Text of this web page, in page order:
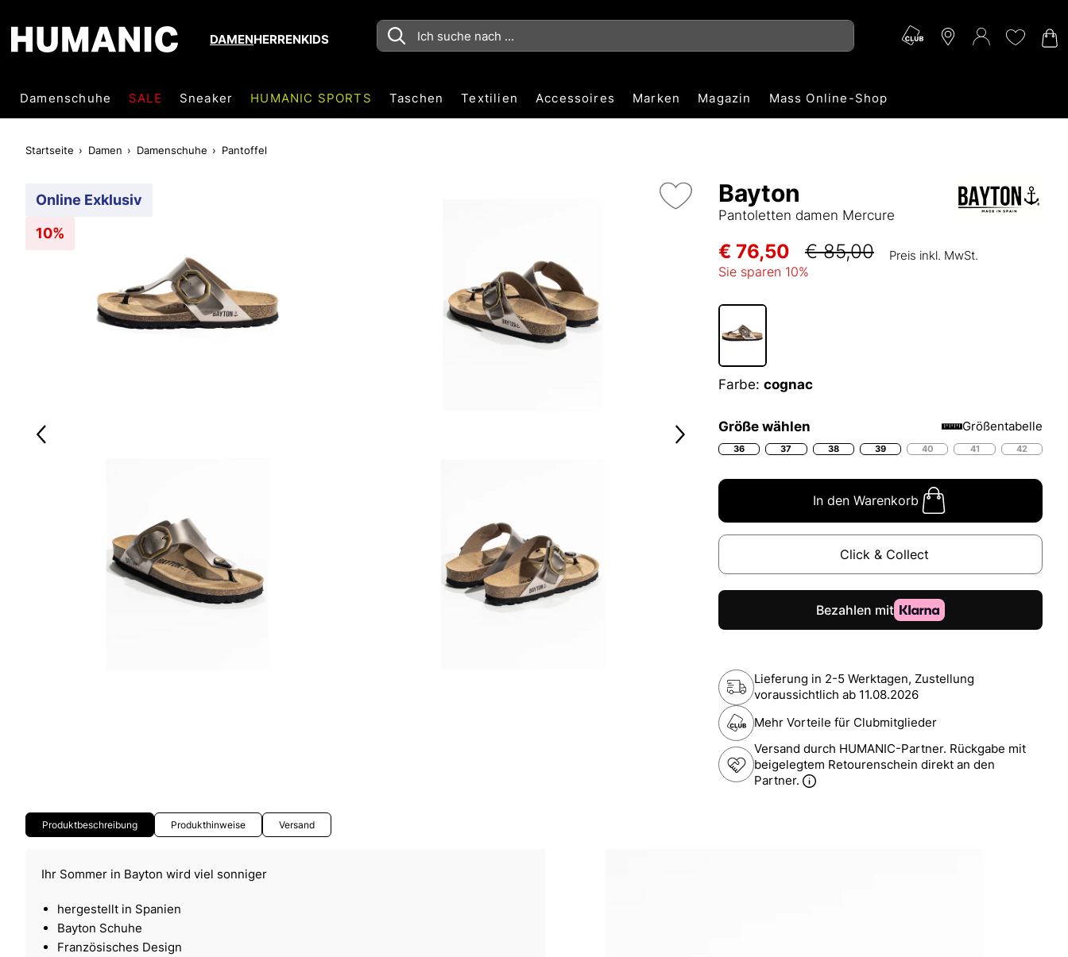
DAMENHERRENKIDS
Damenschuhe SALE Sneaker HUMANIC SPORTS Taschen Textilien Accessoires Marken Magazin Mass Online-Shop
Startseite Damen Damenschuhe Pantoffel
Online Exklusiv
10%
Bayton
Pantoletten damen Mercure
€ 76,50 € 85,00 Preis inkl. MwSt.
Sie sparen 10%
Farbe: cognac
Größe wählen Größentabelle
36 37 38 39 40 41 42
In den Warenkorb
Click & Collect
Lieferung in 2-5 Werktagen, Zustellung
voraussichtlich ab 11.08.2026
Mehr Vorteile für Clubmitglieder
Versand durch HUMANIC-Partner. Rückgabe mit
beigelegtem Retourenschein direkt an den
Partner.
Produktbeschreibung Produkthinweise Versand
Ihr Sommer in Bayton wird viel sonniger
hergestellt in Spanien
Bayton Schuhe
Französisches Design